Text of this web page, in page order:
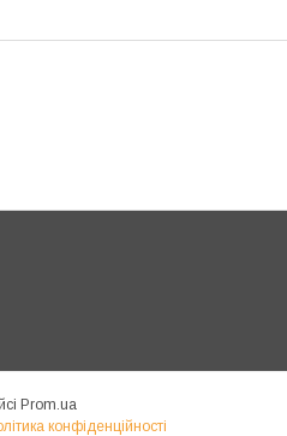
Prom.ua
конфіденційності